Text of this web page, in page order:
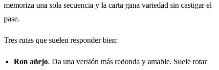
memoriza una sola secuencia y la carta gana variedad sin castigar el
pase.
Tres rutas que suelen responder bien:
Ron añejo. Da una versión más redonda y amable. Suele rotar